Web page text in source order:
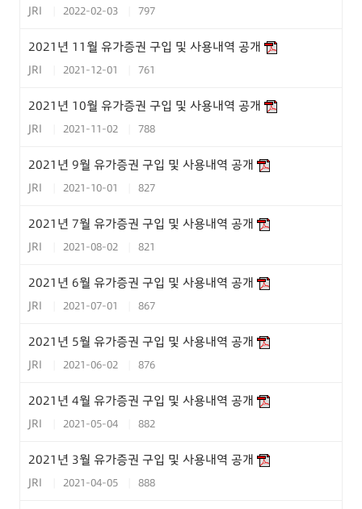
JRI 2022-02-03 797
2021년 11월 유가증권 구입 및 사용내역 공개
JRI 2021-12-01 761
2021년 10월 유가증권 구입 및 사용내역 공개
JRI 2021-11-02 788
2021년 9월 유가증권 구입 및 사용내역 공개
JRI 2021-10-01 827
2021년 7월 유가증권 구입 및 사용내역 공개
JRI 2021-08-02 821
2021년 6월 유가증권 구입 및 사용내역 공개
JRI 2021-07-01 867
2021년 5월 유가증권 구입 및 사용내역 공개
JRI 2021-06-02 876
2021년 4월 유가증권 구입 및 사용내역 공개
JRI 2021-05-04 882
2021년 3월 유가증권 구입 및 사용내역 공개
JRI 2021-04-05 888